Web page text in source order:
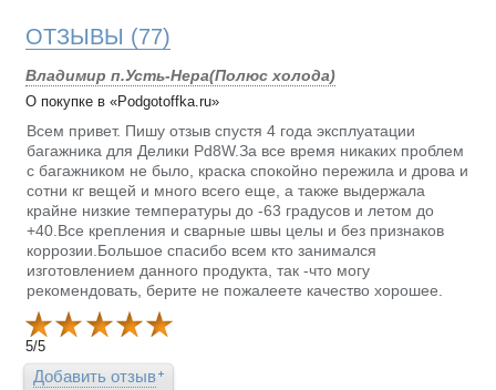
ОТЗЫВЫ (77)
Владимир п.Усть-Нера(Полюс холода)
О покупке в «Podgotoffka.ru»
Всем привет. Пишу отзыв спустя 4 года эксплуатации
багажника для Делики Pd8W.За все время никаких проблем
с багажником не было, краска спокойно пережила и дрова и
сотни кг вещей и много всего еще, а также выдержала
крайне низкие температуры до -63 градусов и летом до
+40.Все крепления и сварные швы целы и без признаков
коррозии.Большое спасибо всем кто занимался
изготовлением данного продукта, так -что могу
рекомендовать, берите не пожалеете качество хорошее.
5/5
Добавить отзыв